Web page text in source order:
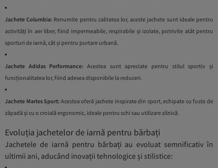
Jachete Columbia: Renumite pentru calitatea lor, aceste jachete sunt ideale pentru
activități în aer liber, fiind impermeabile, respirabile și izolate, potrivite atât pentru
sporturi de iarnă, cât și pentru purtare urbană.
Jachete Adidas Performance: Acestea sunt apreciate pentru stilul sportiv și
funcționalitatea lor, fiind adesea disponibile la reduceri.
Jachete Martes Sport: Acestea oferă jachete inspirate din sport, echipate cu fuste de
zăpadă și cu o croială ergonomic, ideale pentru schi sau utilizare zilnică.
Evoluția jachetelor de iarnă pentru bărbați
Jachetele de iarnă pentru bărbați au evoluat semnificativ în
ultimii ani, aducând inovații tehnologice și stilistice: